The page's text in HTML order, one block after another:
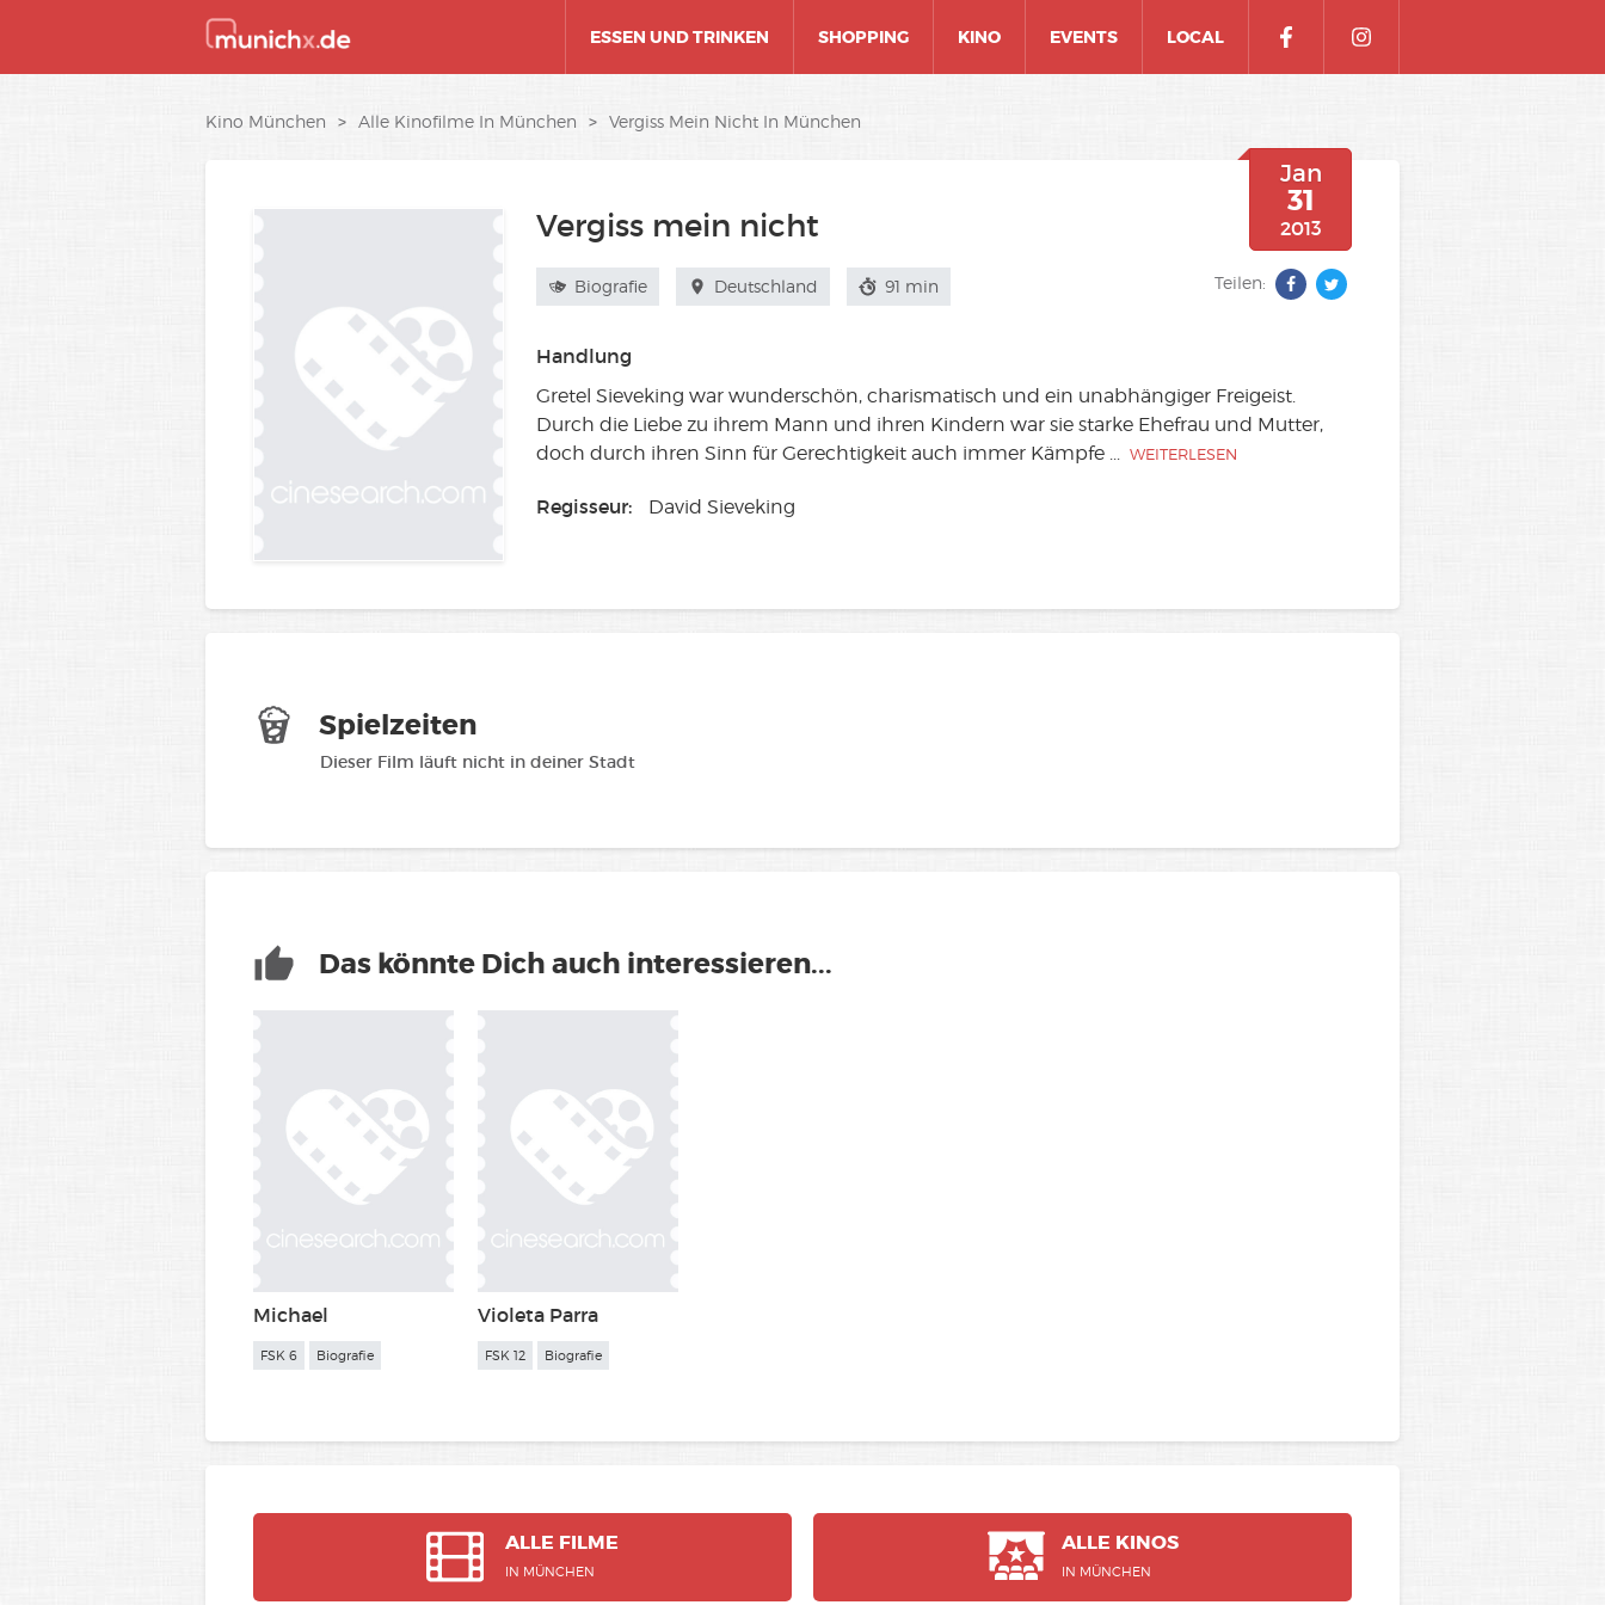
ESSEN UND TRINKEN SHOPPING KINO EVENTS LOCAL
Kino München > Alle Kinofilme In München > Vergiss Mein Nicht In München
Jan
31
2013
Vergiss mein nicht
Biografie Deutschland 91 min Teilen:
Handlung
Gretel Sieveking war wunderschön, charismatisch und ein unabhängiger Freigeist.
Durch die Liebe zu ihrem Mann und ihren Kindern war sie starke Ehefrau und Mutter,
doch durch ihren Sinn für Gerechtigkeit auch immer Kämpfe ... WEITERLESEN
Regisseur: David Sieveking
Spielzeiten
Dieser Film läuft nicht in deiner Stadt
Das könnte Dich auch interessieren...
Michael
FSK 6 Biografie
Violeta Parra
FSK 12 Biografie
ALLE FILME
IN MÜNCHEN
ALLE KINOS
IN MÜNCHEN